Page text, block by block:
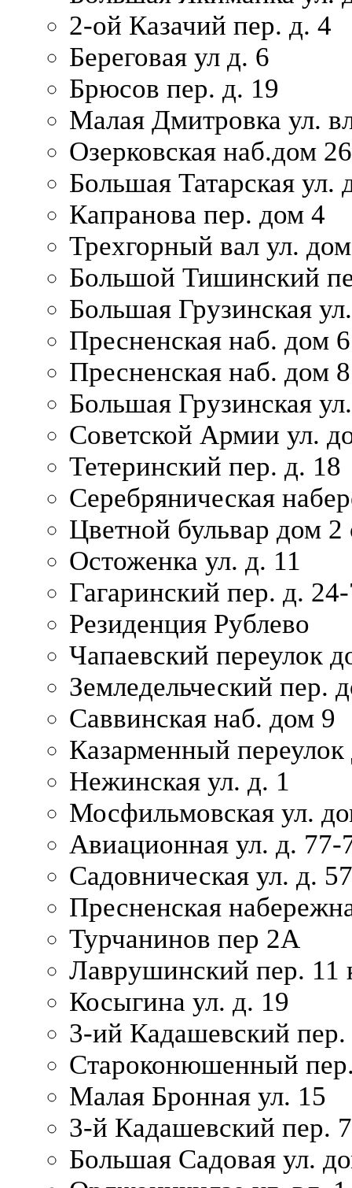
2-ой Казачий пер. д. 4
Береговая ул д. 6
Брюсов пер. д. 19
Малая Дмитровка ул.
Озерковская наб.дом 26
Большая Татарская ул.
Капранова пер. дом 4
Трехгорный вал ул.
Большой Тишинский
Большая Грузинская
Пресненская наб. дом
Пресненская наб. дом 8
Большая Грузинская
Советской Армии ул.
Тетеринский пер. д. 18
Серебряническая
Цветной бульвар дом 2
Остоженка ул. д. 11
Гагаринский пер. д.
Резиденция Рублево
Чапаевский переулок
Земледельческий пер.
Саввинская наб. дом 9
Казарменный переулок
Нежинская ул. д. 1
Мосфильмовская ул.
Авиационная ул. д. 77-
Садовническая ул. д.
Пресненская
Турчанинов пер 2А
Лаврушинский пер. 11
Косыгина ул. д. 19
3-ий Кадашевский пер.
Староконюшенный
Малая Бронная ул. 15
3-й Кадашевский пер.
Большая Садовая ул.